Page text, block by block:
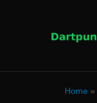
Home »